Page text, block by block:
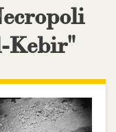
Kebir"